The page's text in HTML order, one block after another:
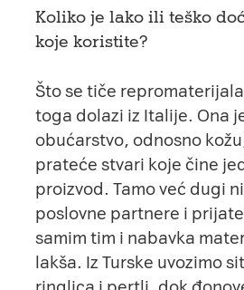
Koliko je lako ili teško
koje koristite?
Što se tiče
toga dolazi iz Italije. Ona
obućarstvo, odnosno
prateće stvari koje čine
proizvod. Tamo već dugi
poslovne partnere i
samim tim i nabavka
lakša. Iz Turske uvozimo